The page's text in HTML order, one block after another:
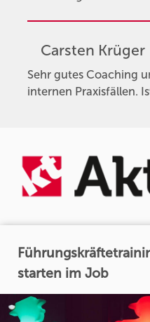
Carsten Krüger
Sehr gutes Coaching
internen Praxisfällen.
starten im Job